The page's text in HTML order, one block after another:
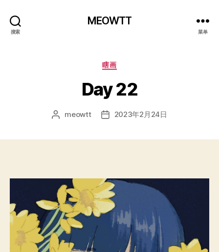
搜索
MEOWTT
菜单
分
瞎画
Day 22
文 meowtt
发 2023年2月24日